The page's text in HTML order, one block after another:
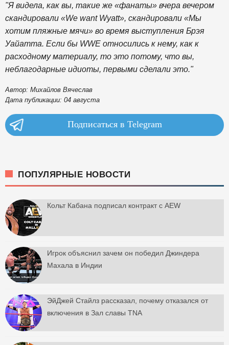
"Я видела, как вы, такие же «фанаты» вчера вечером
скандировали «We want Wyatt», скандировали «Мы
хотим пляжные мячи» во время выступления Брэя
Уайатта. Если бы WWE относились к нему, как к
расходному материалу, то это потому, что вы,
неблагодарные идиоты, первыми сделали это."
Автор: Михайлов Вячеслав
Дата публикации: 04 августа
Подписаться в Telegram
ПОПУЛЯРНЫЕ НОВОСТИ
Кольт Кабана подписал контракт с AEW
Игрок объяснил зачем он победил Джиндера
Махала в Индии
ЭйДжей Стайлз рассказал, почему отказался от
включения в Зал славы TNA